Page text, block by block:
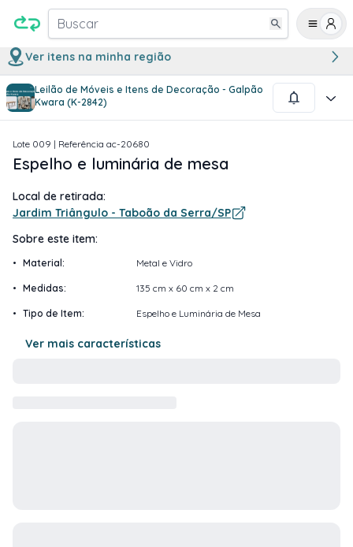
Buscar
Ver itens na minha região
Leilão de Móveis e Itens de Decoração - Galpão
Kwara (K-2842)
1/2
Lote 009 | Referência ac-20680
Espelho e luminária de mesa
Local de retirada:
Jardim Triângulo - Taboão da Serra/SP
Sobre este item:
• Material: Metal e Vidro
• Medidas: 135 cm x 60 cm x 2 cm
• Tipo de Item: Espelho e Luminária de Mesa
Ver mais características